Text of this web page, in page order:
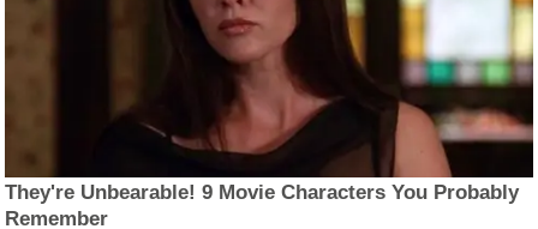
They're Unbearable! 9 Movie Characters You Probably
Remember